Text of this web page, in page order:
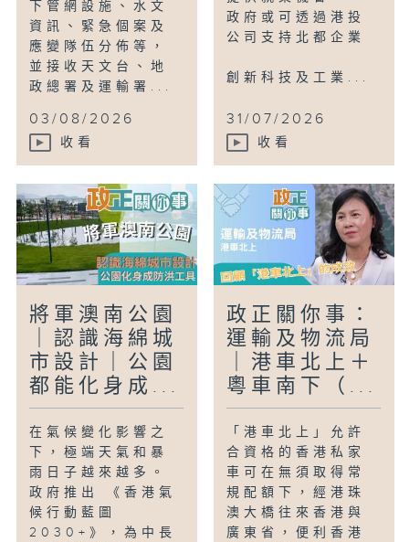
下管網設施、水文
資訊、緊急個案及
應變隊伍分佈等，
並接收天文台、地
政總署及運輸署...
03/08/2026
收看
政府或可透過港投
公司支持北都企業
創新科技及工業...
31/07/2026
收看
將軍澳南公園
｜認識海綿城
市設計｜公園
都能化身成...
在氣候變化影響之
下，極端天氣和暴
雨日子越來越多。
政府推出 《香港氣
候行動藍圖
2030+》，為中長
政正關你事：
運輸及物流局
｜港車北上＋
粵車南下（...
「港車北上」允許
合資格的香港私家
車可在無須取得常
規配額下，經港珠
澳大橋往來香港與
廣東省，便利香港